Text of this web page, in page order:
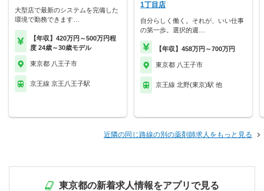
大型店で最新のシステムを完備した
環境で勤務できます…
【年収】420万円～500万円程
度 24歳～30歳モデル
東京都 八王子市
京王線 京王八王子駅
1丁目店
自分らしく働く。それが、いい仕事
の第一歩。選択的週…
【年収】458万円～700万円
東京都 八王子市
京王線 北野(東京)駅 他
近隣の同じ路線の別の薬剤師求人をもっと見る
東京都の新着求人情報をアプリで見る